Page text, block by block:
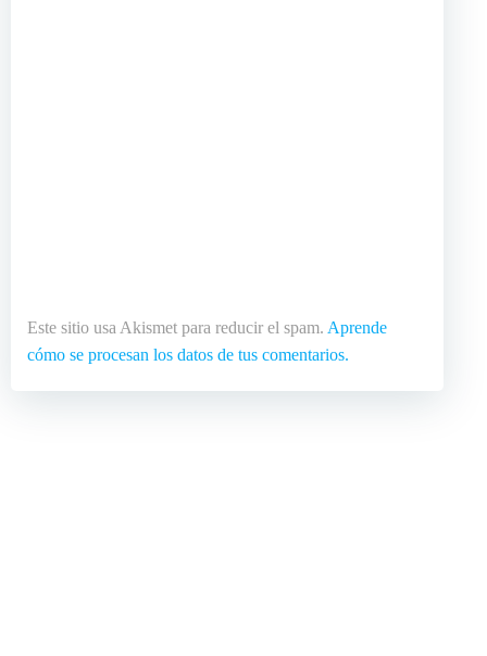
Este sitio usa Akismet para reducir el spam. Aprende
cómo se procesan los datos de tus comentarios.